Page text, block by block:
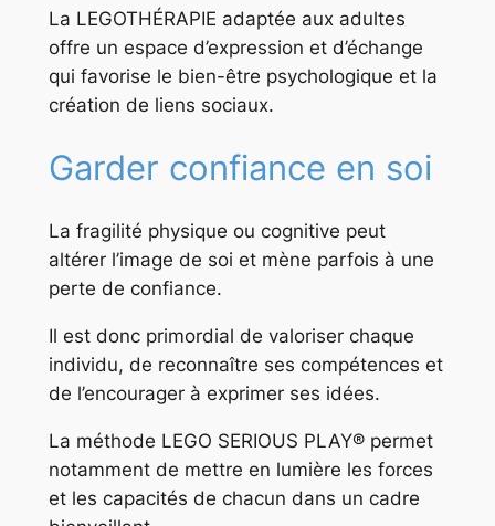
La LEGOTHÉRAPIE adaptée aux adultes
offre un espace d’expression et d’échange
qui favorise le bien-être psychologique et la
création de liens sociaux.
Garder confiance en soi
La fragilité physique ou cognitive peut
altérer l’image de soi et mène parfois à une
perte de confiance.
Il est donc primordial de valoriser chaque
individu, de reconnaître ses compétences et
de l’encourager à exprimer ses idées.
La méthode LEGO SERIOUS PLAY® permet
notamment de mettre en lumière les forces
et les capacités de chacun dans un cadre